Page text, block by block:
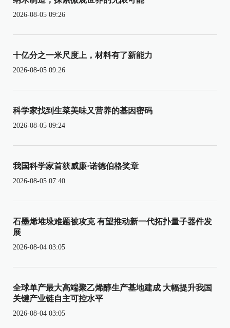
2026-08-05 09:26
十亿分之一米尺度上，材料有了新能力
2026-08-05 09:26
科学家找到生菜美味又营养的基因密码
2026-08-05 09:24
我国科学家首获威廉·诺德伯格奖章
2026-08-05 07:40
石墨烯堆垛难题被攻克 有望推动新一代拓扑量子器件发
展
2026-08-04 03:05
全球单产最大高端聚乙烯醇生产基地建成 大幅提升我国
关键产业链自主可控水平
2026-08-04 03:05